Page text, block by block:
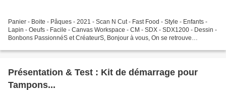
Panier - Boite - Pâques - 2021 - Scan N Cut - Fast Food - Style - Enfants -
Lapin - Oeufs - Facile - Canvas Workspace - CM - SDX - SDX1200 - Dessin -
Bonbons PassionnéS et CréateurS, Bonjour à vous, On se retrouve
Présentation & Test : Kit de démarrage pour
Tampons...